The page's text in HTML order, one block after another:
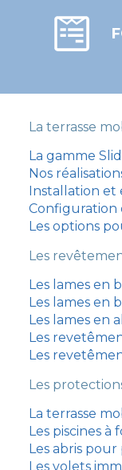
La terrasse
La gamme
Nos
Installation
Configuration
Les options
Les
Les lames en
Les lames en
Les lames en
Les
Les
Les
La terrasse
Les piscines à
Les abris pour
Les volets